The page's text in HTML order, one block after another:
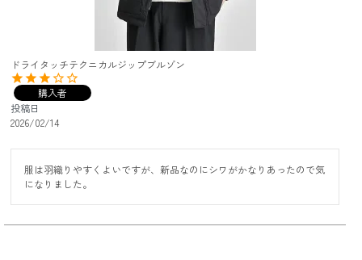
ドライタッチテクニカルジップブルゾン
購入者
投稿日
2026/02/14
服は羽織りやすくよいですが、新品なのにシワがかなりあったので気
になりました。